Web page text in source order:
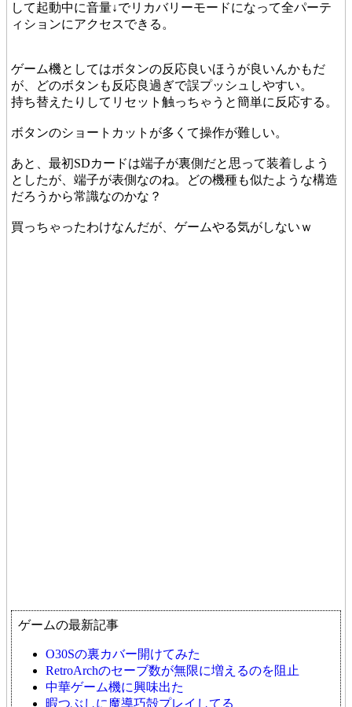
して起動中に音量↓でリカバリーモードになって全パーテ
ィションにアクセスできる。
ゲーム機としてはボタンの反応良いほうが良いんかもだ
が、どのボタンも反応良過ぎで誤プッシュしやすい。
持ち替えたりしてリセット触っちゃうと簡単に反応する。
ボタンのショートカットが多くて操作が難しい。
あと、最初SDカードは端子が裏側だと思って装着しよう
としたが、端子が表側なのね。どの機種も似たような構造
だろうから常識なのかな？
買っちゃったわけなんだが、ゲームやる気がしないｗ
ゲームの最新記事
O30Sの裏カバー開けてみた
RetroArchのセーブ数が無限に増えるのを阻止
中華ゲーム機に興味出た
暇つぶしに魔導巧殻プレイしてる